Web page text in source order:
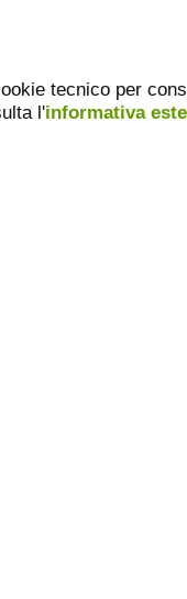
tecnico per
l'informativa